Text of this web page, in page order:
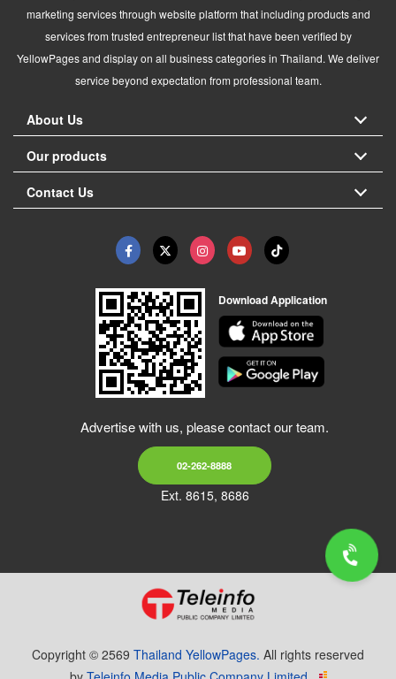
marketing services through website platform that including products and
services from trusted entrepreneur list that have been verified by
YellowPages and display on all business categories in Thailand. We deliver
service beyond expectation from professional team.
About Us
Our products
Contact Us
Download Application
Advertise with us, please contact our team.
02-262-8888
Ext. 8615, 8686
Copyright © 2569 Thailand YellowPages. All rights reserved